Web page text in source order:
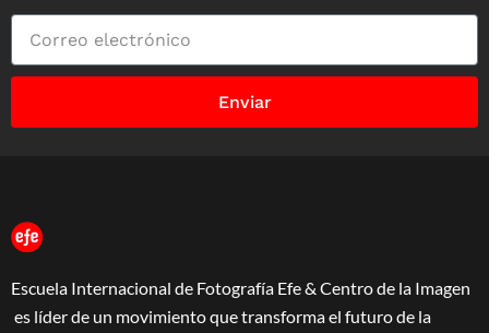
Enviar
Escuela Internacional de Fotografía Efe & Centro de la Imagen
es líder de un movimiento que transforma el futuro de la